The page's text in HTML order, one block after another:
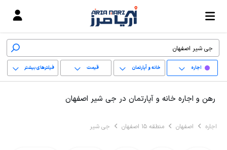
اجاره خانه و آپارتمان قیمت فیلترهای بیشتر
رهن و اجاره خانه و آپارتمان در جی شیر اصفهان
اجاره اصفهان منطقه 15 اصفهان جی شیر